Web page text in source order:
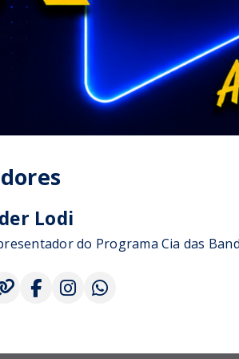
Lodi
do Programa Cia das